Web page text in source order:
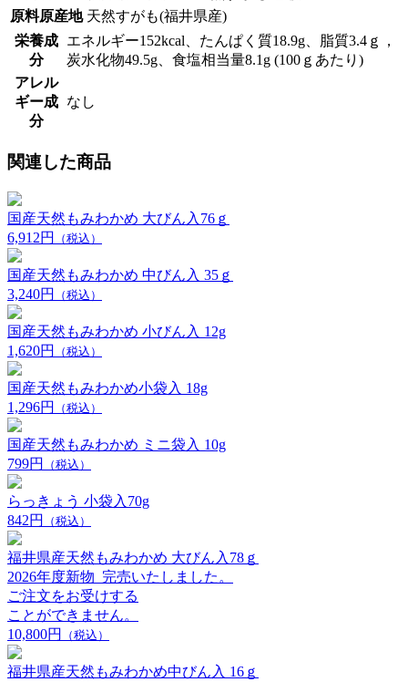
原料原産地 天然すがも(福井県産)
栄養成
分
エネルギー152kcal、たんぱく質18.9g、脂質3.4ｇ，
炭水化物49.5g、食塩相当量8.1g (100ｇあたり)
アレル
ギー成
分
なし
関連した商品
国産天然もみわかめ 大びん入76ｇ
6,912円
（税込）
国産天然もみわかめ 中びん入 35ｇ
3,240円
（税込）
国産天然もみわかめ 小びん入 12g
1,620円
（税込）
国産天然もみわかめ小袋入 18g
1,296円
（税込）
国産天然もみわかめ ミニ袋入 10g
799円
（税込）
らっきょう 小袋入70g
842円
（税込）
福井県産天然もみわかめ 大びん入78ｇ
2026年度新物_完売いたしました。
ご注文をお受けする
ことができません。
10,800円
（税込）
福井県産天然もみわかめ中びん入 16ｇ